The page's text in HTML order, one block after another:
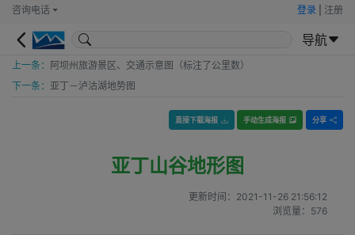
咨询电话 登录 注册
导航
上一条：
阿坝州旅游景区、交通示意图（标注了公里数）
下一条： 亚丁－泸沽湖地势图
直接下载海报 手动生成海报 分享
亚丁山谷地形图
更新时间： 2021-11-26 21:56:12
浏览量： 576